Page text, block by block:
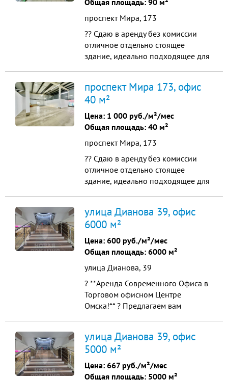
простора и ...
Общая площадь: 90 м²
проспект Мира, 173
?? Сдаю в аренду без комиссии
отличное отдельно стоящее
здание, идеально подходящее для
Омской области, на Мира
проспекте, 175. Это здание класса
B+, выгодно отличается своими
преимуществами и отсутствием
комисс...
проспект Мира 173, офис
40 м²
Цена: 1 000 руб./м²/мес
Общая площадь: 40 м²
проспект Мира, 173
?? Сдаю в аренду без комиссии
отличное отдельно стоящее
здание, идеально подходящее для
Омской области, на Мира
проспекте, 175. Это здание класса
B+, выгодно отличается своими
преимуществами и отсутствием
комисс...
улица Дианова 39, офис
6000 м²
Цена: 600 руб./м²/мес
Общая площадь: 6000 м²
улица Дианова, 39
? **Аренда Современного Офиса в
Торговом офисном Центре
Омска!** ? Предлагаем вам
престижном торговом центре по
адресу: г. Омск, ул. Дианова, 39.
Общая площадь составляет 6000
м², а высота потолков — 4 м, что
улица Дианова 39, офис
5000 м²
Цена: 667 руб./м²/мес
Общая площадь: 5000 м²